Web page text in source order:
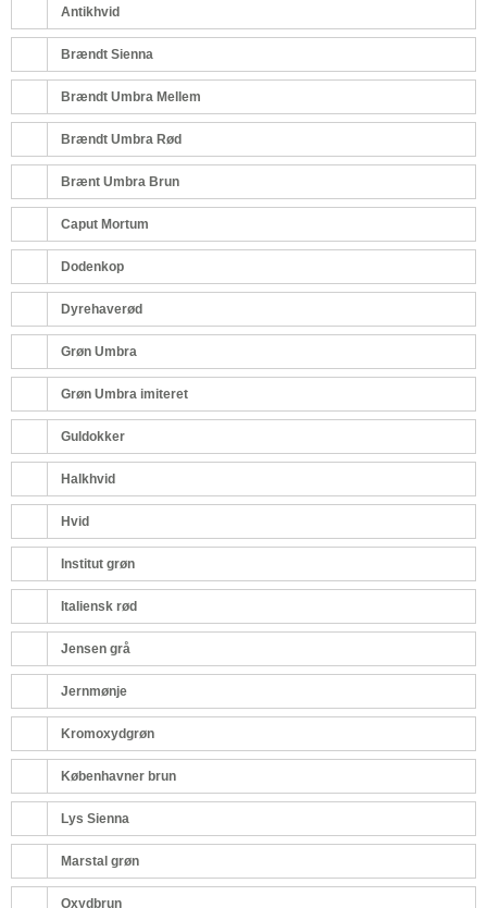
Antikhvid
Brændt Sienna
Brændt Umbra Mellem
Brændt Umbra Rød
Brænt Umbra Brun
Caput Mortum
Dodenkop
Dyrehaverød
Grøn Umbra
Grøn Umbra imiteret
Guldokker
Halkhvid
Hvid
Institut grøn
Italiensk rød
Jensen grå
Jernmønje
Kromoxydgrøn
Københavner brun
Lys Sienna
Marstal grøn
Oxydbrun